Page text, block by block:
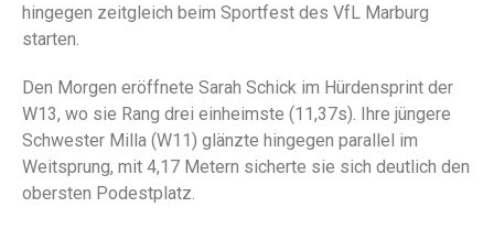
hingegen zeitgleich beim Sportfest des VfL Marburg
starten.
Den Morgen eröffnete Sarah Schick im Hürdensprint der
W13, wo sie Rang drei einheimste (11,37s). Ihre jüngere
Schwester Milla (W11) glänzte hingegen parallel im
Weitsprung, mit 4,17 Metern sicherte sie sich deutlich den
obersten Podestplatz.